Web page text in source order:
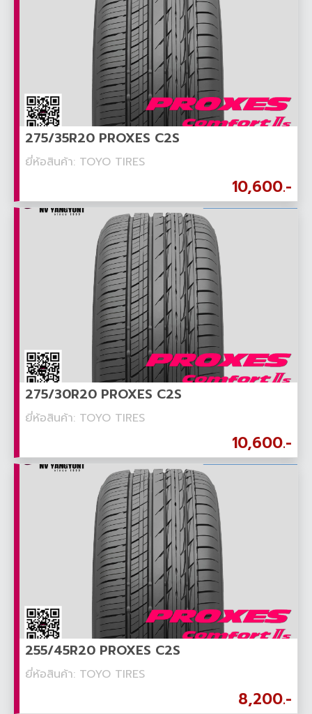
275/35R20 PROXES C2S
ยี่ห้อสินค้า: TOYO TIRES
10,600.-
275/30R20 PROXES C2S
ยี่ห้อสินค้า: TOYO TIRES
10,600.-
255/45R20 PROXES C2S
ยี่ห้อสินค้า: TOYO TIRES
8,200.-